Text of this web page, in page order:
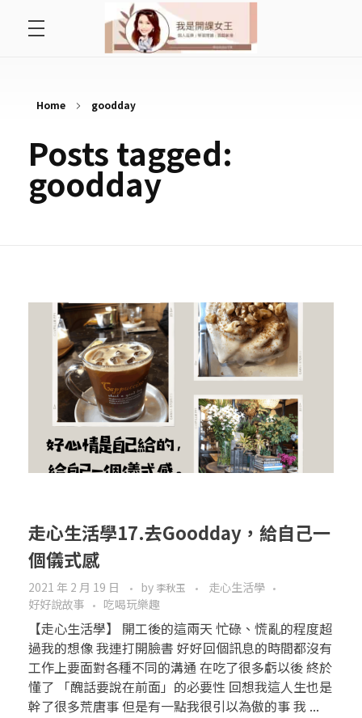
好好說故事
最愛讀書會
遇見好課程
Home goodday
Posts tagged:
goodday
走心生活學17.去Goodday，給自己一
個儀式感
2021 年 2 月 19 日 by 李秋玉
走心生活學
好好說故事
吃喝玩樂趣
【走心生活學】 開工後的這兩天 忙碌、慌亂的程度超
過我的想像 我連打開臉書 好好回個訊息的時間都沒有
工作上要面對各種不同的溝通 在吃了很多虧以後 終於
懂了 「醜話要說在前面」的必要性 回想我這人生也是
幹了很多荒唐事 但是有一點我很引以為傲的事 我 ...